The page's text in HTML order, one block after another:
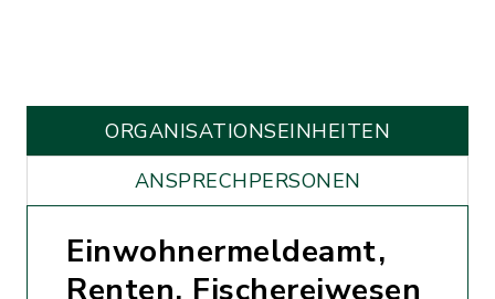
ORGANISATIONS­EINHEITEN
ANSPRECHPERSONEN
Einwohnermeldeamt,
Renten, Fischereiwesen